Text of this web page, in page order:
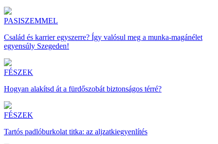
PASISZEMMEL
Család és karrier egyszerre? Így valósul meg a munka-magánélet
egyensúly Szegeden!
FÉSZEK
Hogyan alakítsd át a fürdőszobát biztonságos térré?
FÉSZEK
Tartós padlóburkolat titka: az aljzatkiegyenlítés